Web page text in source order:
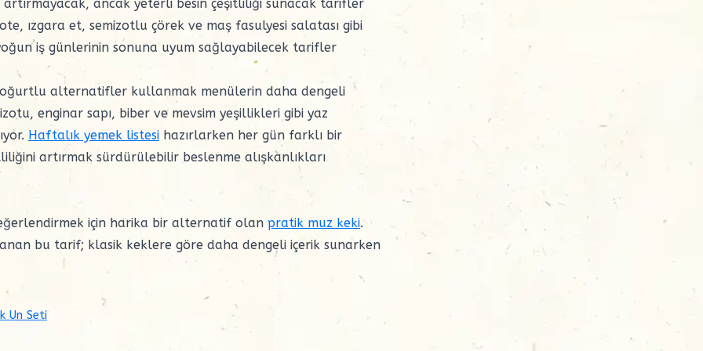
ancak yeterli besin çeşitliliği sunacak tarifler
ızgara et, semizotlu çörek ve maş fasulyesi salatası gibi
iş günlerinin sonuna uyum sağlayabilecek tarifler
alternatifler kullanmak menülerin daha dengeli
enginar sapı, biber ve mevsim yeşillikleri gibi yaz
Haftalık yemek listesi hazırlarken her gün farklı bir
artırmak sürdürülebilir beslenme alışkanlıkları
için harika bir alternatif olan pratik muz keki.
bu tarif; klasik keklere göre daha dengeli içerik sunarken
Un Seti